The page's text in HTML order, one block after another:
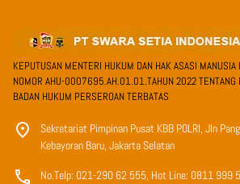
KEPUTUSAN MENTERI HUKUM DAN HAK ASASI
NOMOR AHU-0007695.AH.01.01.TAHUN 2022 TENTANG
BADAN HUKUM PERSEROAN TERBATAS
Sekretariat Pimpinan Pusat KBB POLRI, Jln
Kebayoran Baru, Jakarta Selatan
No.Telp: 021-290 62 555, Hot Line: 0811 999